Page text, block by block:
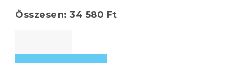
Összesen: 34 580 Ft